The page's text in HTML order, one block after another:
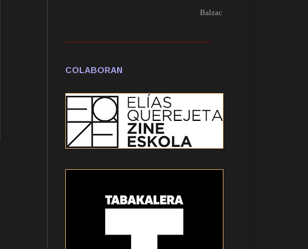
Balzac
------------------------------------------------------------
COLABORAN